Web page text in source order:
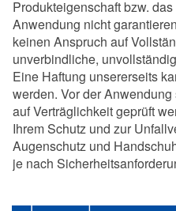
Produkteigenschaft bzw.
Anwendung nicht
keinen Anspruch auf
unverbindliche,
Eine Haftung unsererseits
werden. Vor der
auf Verträglichkeit geprüft
Ihrem Schutz und zur
Augenschutz und
je nach